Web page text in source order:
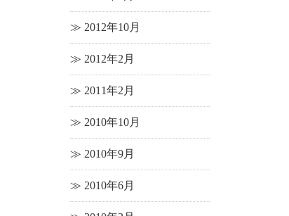
2012年10月
2012年2月
2011年2月
2010年10月
2010年9月
2010年6月